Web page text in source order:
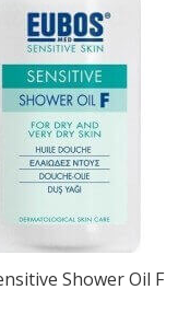
Shower Oil F